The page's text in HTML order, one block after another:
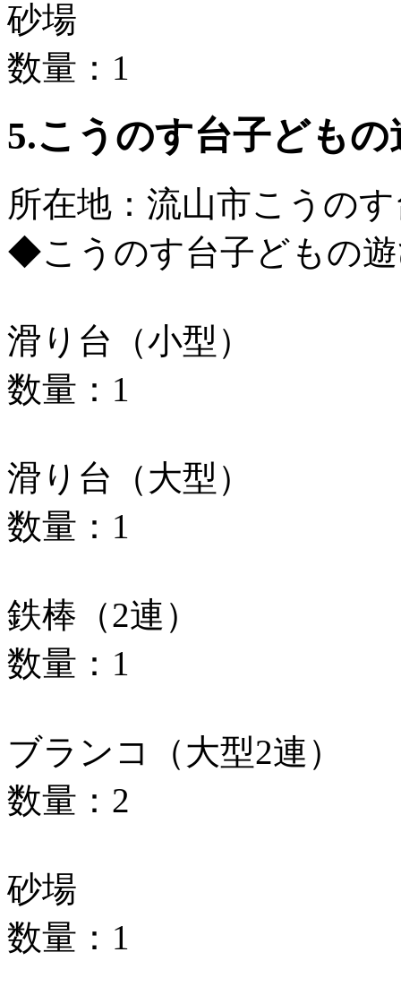
砂場
数量：1
5.こうのす台子どもの
所在地：流山市こうのす
◆こうのす台子どもの
滑り台（小型）
数量：1
滑り台（大型）
数量：1
鉄棒（2連）
数量：1
ブランコ（大型2連）
数量：2
砂場
数量：1